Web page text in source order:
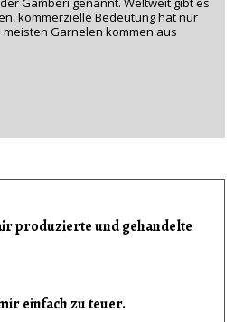
kommerzielle Bedeutung hat nur
Garnelen kommen aus
produzierte und gehandelte
einfach zu teuer.